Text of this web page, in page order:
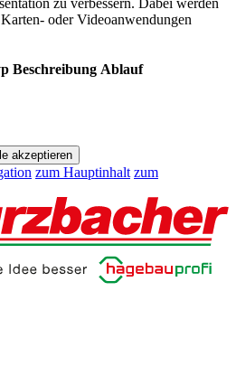
oder Videoanwendungen
Beschreibung Ablauf
akzeptieren
zum Hauptinhalt zum